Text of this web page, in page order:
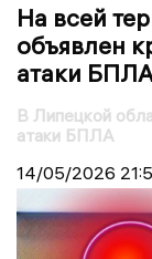
На всей
объявлен
атаки
В Липецкой
атаки БПЛА
14/05/2026